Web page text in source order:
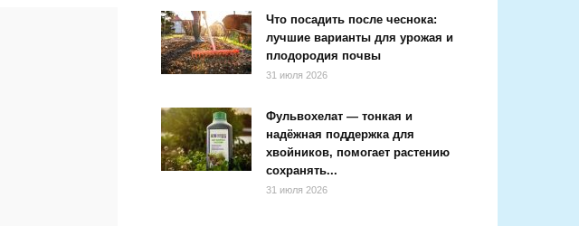
Что посадить после чеснока:
лучшие варианты для урожая и
плодородия почвы
31 июля 2026
Фульвохелат — тонкая и
надёжная поддержка для
хвойников, помогает растению
сохранять...
31 июля 2026